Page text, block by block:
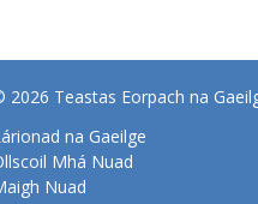
2026 Teastas Eorpach na
na Gaeilge
Mhá Nuad
Nuad